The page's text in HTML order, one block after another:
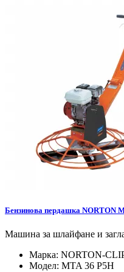
Бензинова пердашка NORTON
Машина за шлайфане и
Марка: NORTON-
Модел: MTA 36 P5H